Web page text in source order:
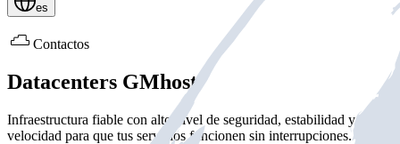
es
Contactos
Datacenters GMhost
Infraestructura fiable con alto nivel de seguridad, estabilidad y
velocidad para que tus servicios funcionen sin interrupciones.